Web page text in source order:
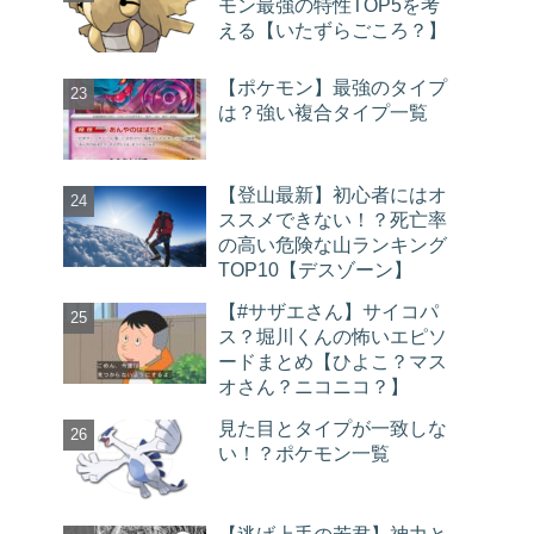
モン最強の特性TOP5を考
える【いたずらごころ？】
【ポケモン】最強のタイプ
は？強い複合タイプ一覧
【登山最新】初心者にはオ
ススメできない！？死亡率
の高い危険な山ランキング
TOP10【デスゾーン】
【#サザエさん】サイコパ
ス？堀川くんの怖いエピソ
ードまとめ【ひよこ？マス
オさん？ニコニコ？】
見た目とタイプが一致しな
い！？ポケモン一覧